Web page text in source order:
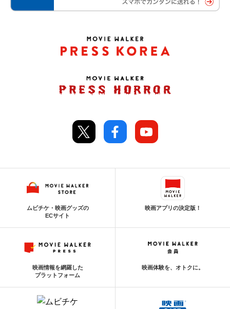
ムビチケ・映画グッズの
ECサイト
映画アプリの決定版！
映画情報を網羅した
プラットフォーム
映画体験を、オトクに。